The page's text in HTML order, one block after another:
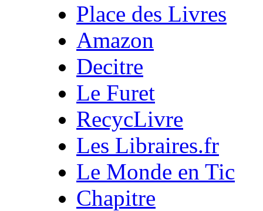
Place des Livres
Amazon
Decitre
Le Furet
RecycLivre
Les Libraires.fr
Le Monde en Tic
Chapitre